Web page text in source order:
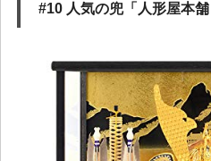
#10 人気の兜「人形屋本舗